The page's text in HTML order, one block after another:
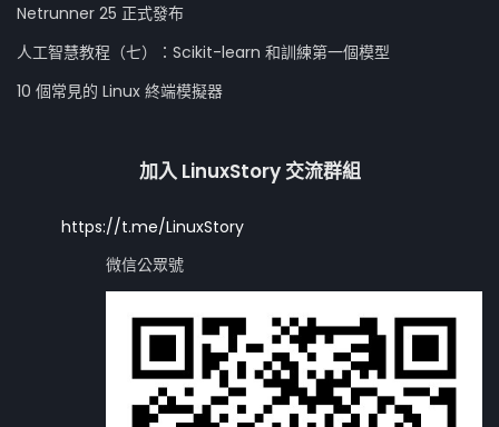
Netrunner 25 正式發布
人工智慧教程（七）：Scikit-learn 和訓練第一個模型
10 個常見的 Linux 終端模擬器
加入 LinuxStory 交流群組
https://t.me/LinuxStory
微信公眾號